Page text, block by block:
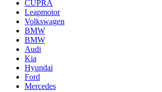
CUPRA
Leapmotor
Volkswagen
BMW
BMW
Audi
Kia
Hyundai
Ford
Mercedes